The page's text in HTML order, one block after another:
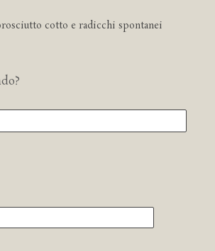
cotto e radicchi spontanei